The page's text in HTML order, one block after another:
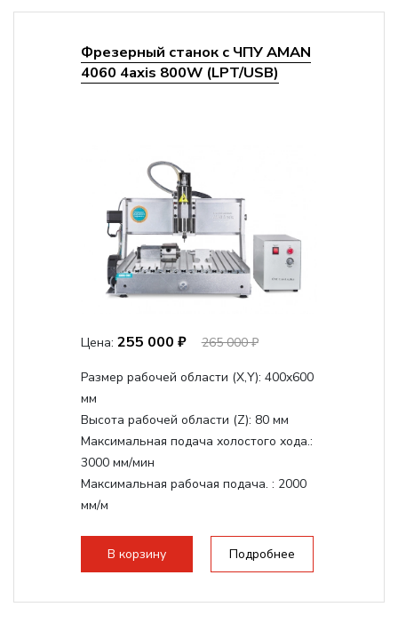
Фрезерный станок с ЧПУ AMAN
4060 4axis 800W (LPT/USB)
Цена: 255 000 ₽ 265 000 ₽
Размер рабочей области (Х,Y): 400x600
мм
Высота рабочей области (Z): 80 мм
Максимальная подача холостого хода.:
3000 мм/мин
Максимальная рабочая подача. : 2000
мм/м
стандартно:Т-слот
Цанговый патрон:ER11
В корзину Подробнее